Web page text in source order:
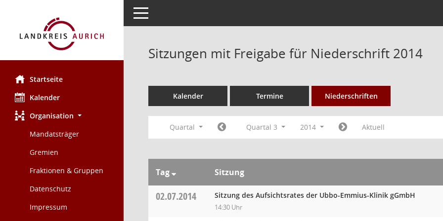
Startseite
Kalender
Organisation
Mandatsträger
Gremien
Fraktionen & Gruppen
Datenschutz
Impressum
Toggle navigation
Sitzungen mit Freigabe für Niederschrift 2014
Kalender Termine Niederschriften
Quartal Quartal 3 2014 Aktuell
Tag Sitzung
02.07.2014 Sitzung des Aufsichtsrates der Ubbo-Emmius-Klinik gGmbH
14:30 Uhr